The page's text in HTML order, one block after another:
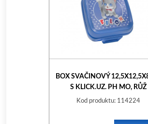
BOX SVAČINOVÝ
S KLICK.UZ. PH MO, RŮŽ
Kod produktu: 114224